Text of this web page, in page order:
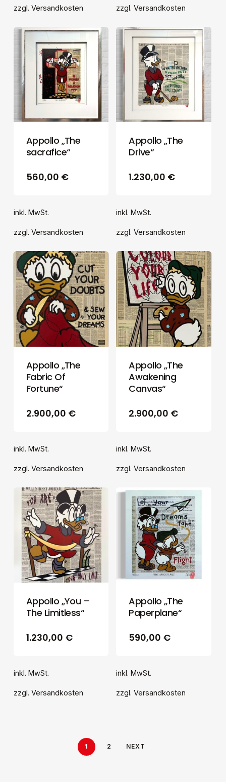
GO TO SHOP
WARENKORB
zzgl. Versandkosten zzgl.Versandkosten
Appollo „The
sacrafice“
560,00 €
inkl. MwSt.
zzgl. Versandkosten
Appollo „The
Drive“
1.230,00 €
inkl. MwSt.
zzgl.Versandkosten
Appollo „The
Fabric Of
Fortune“
2.900,00 €
inkl. MwSt.
zzgl. Versandkosten
Appollo „The
Awakening
Canvas“
2.900,00 €
inkl. MwSt.
zzgl.Versandkosten
Appollo „You –
The Limitless“
1.230,00 €
inkl. MwSt.
zzgl. Versandkosten
Appollo „The
Paperplane“
590,00 €
inkl. MwSt.
zzgl.Versandkosten
1 2 NEXT